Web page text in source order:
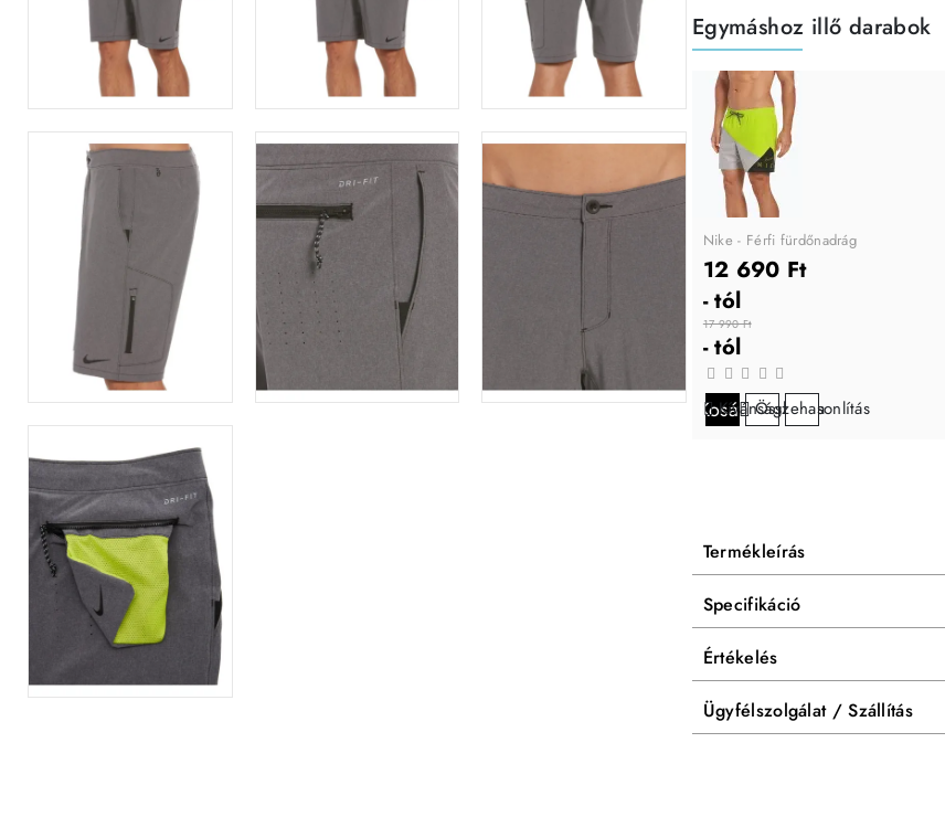
Egymáshoz illő darabok
Nike - Férfi fürdőnadrág
12 690 Ft
- tól
17 990 Ft
- tól
Kosárba
Kívánságlistára
Összehasonlítás
Termékleírás
Specifikáció
Értékelés
Ügyfélszolgálat / Szállítás